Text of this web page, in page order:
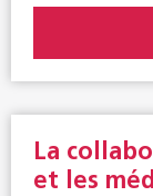
La
et les